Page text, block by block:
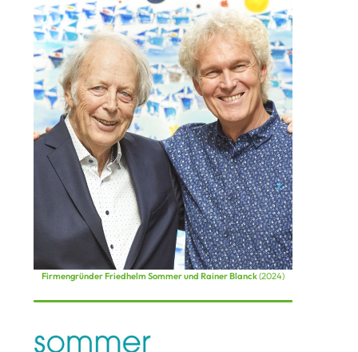
Firmengründer Friedhelm Sommer und Rainer Blanck(2024)